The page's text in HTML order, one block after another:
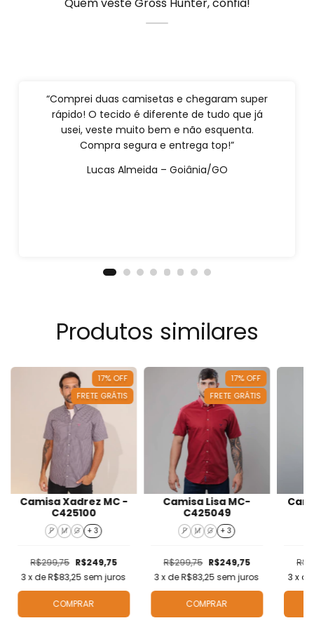
“Comprei duas camisetas e chegaram super
rápido! O tecido é diferente de tudo que já
usei, veste muito bem e não esquenta.
Compra segura e entrega top!”
Lucas Almeida – Goiânia/GO
Produtos similares
17%OFF
FRETE GRÁTIS
Camisa Xadrez MC -
C425100
P M G + 3
R$299,75 R$249,75
3 x deR$83,25 sem juros
COMPRAR
17%OFF
FRETE GRÁTIS
Camisa Lisa MC-
C425049
P M G + 3
R$299,75 R$249,75
3 x deR$83,25 sem juros
COMPRAR
3 x